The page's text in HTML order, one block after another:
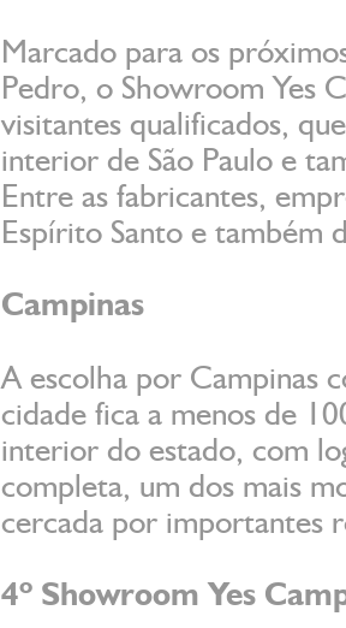
Marcado para os
Pedro, o Showroom Yes
visitantes qualificados,
interior de São Paulo e
Entre as fabricantes,
Espírito Santo e também
Campinas
A escolha por Campinas
cidade fica a menos de
interior do estado, com
completa, um dos mais
cercada por importantes
4º Showroom Yes